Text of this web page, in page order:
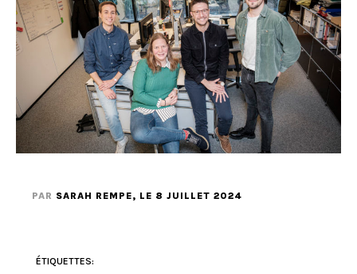
PAR SARAH REMPE, LE 8 JUILLET 2024
ÉTIQUETTES: